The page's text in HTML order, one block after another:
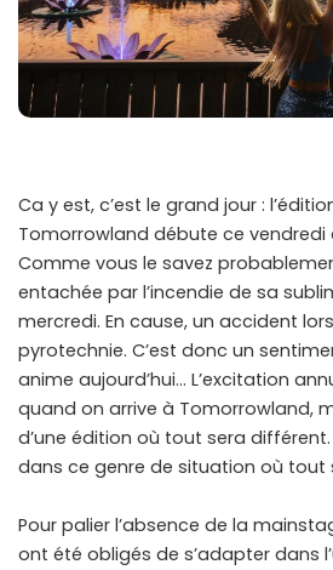
Ca y est, c’est le grand jour :
Tomorrowland débute ce vendredi
Comme vous le savez
entachée par l’incendie de sa
mercredi. En cause, un accident
pyrotechnie. C’est donc un
anime aujourd’hui… L’excitation
quand on arrive à Tomorrowland,
d’une édition où tout sera
dans ce genre de situation où tout
Pour palier l’absence de la
ont été obligés de s’adapter dans